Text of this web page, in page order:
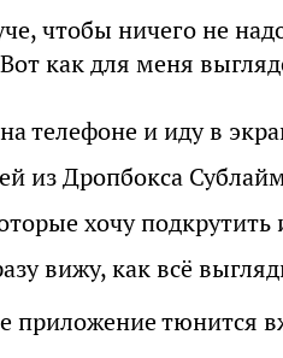
чтобы ничего не
как для меня
телефоне и иду в
из Дропбокса
хочу подкрутить
вижу, как всё
приложение тюнится